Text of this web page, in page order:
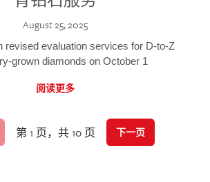
August 25, 2025
revised evaluation services for D-to-Z
grown diamonds on October 1
阅读更多
第 1 页，共 10 页 下一页